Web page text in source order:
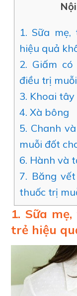
1. Sữa
hiệu quả
2. Giấm
điều trị
3. Khoai tây
4. Xà bông
5. Chanh
muỗi đốt
6. Hành và
7. Băng
thuốc trị
1. Sữa
trẻ hiệu